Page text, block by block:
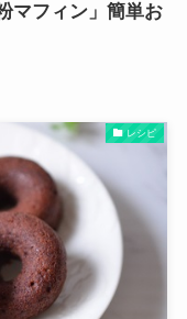
マフィン」簡単お
レシピ